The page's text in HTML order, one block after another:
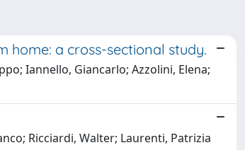
home: a cross-sectional study.
Iannello, Giancarlo; Azzolini, Elena;
Ricciardi, Walter; Laurenti, Patrizia